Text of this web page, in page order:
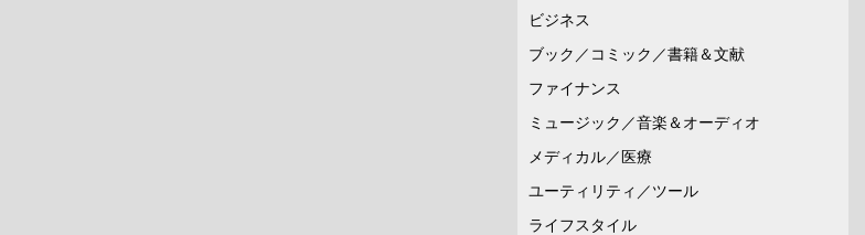
ビジネス
ブック／コミック／書籍＆文献
ファイナンス
ミュージック／音楽＆オーディオ
メディカル／医療
ユーティリティ／ツール
ライフスタイル